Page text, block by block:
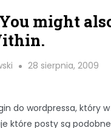
might
28 sierpnia, 2009
do wordpressa, który
które posty są